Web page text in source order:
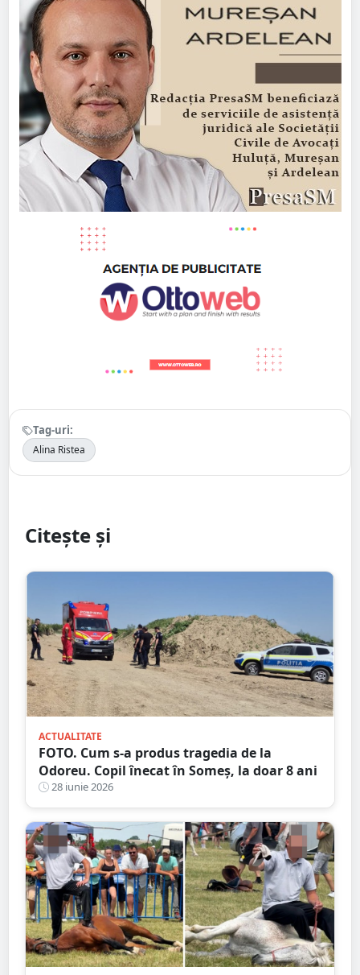
Tag-uri:
Alina Ristea
Citește și
ACTUALITATE
FOTO. Cum s-a produs tragedia de la
Odoreu. Copil înecat în Someș, la doar 8 ani
28 iunie 2026